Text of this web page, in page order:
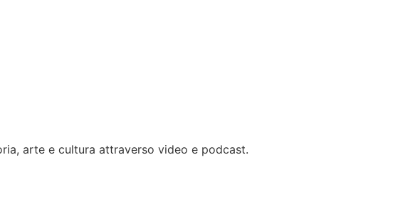
arte e cultura attraverso video e podcast.